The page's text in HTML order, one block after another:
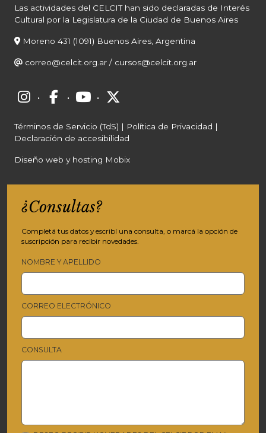
Las actividades del CELCIT han sido declaradas de Interés
Cultural por la Legislatura de la Ciudad de Buenos Aires
Moreno 431 (1091) Buenos Aires, Argentina
correo@celcit.org.ar / cursos@celcit.org.ar
· · ·
Términos de Servicio (TdS) | Política de Privacidad |
Declaración de accesibilidad
Diseño web y hosting Mobix
¿Consultas?
Completá tus datos y escribí una consulta, o marcá la opción de
suscripción para recibir novedades.
NOMBRE Y APELLIDO
CORREO ELECTRÓNICO
CONSULTA